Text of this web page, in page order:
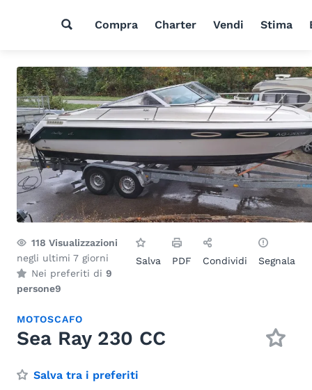
Compra Charter Vendi Stima
118 Visualizzazioni
negli ultimi 7 giorni
Nei preferiti di 9
persone9
Salva PDF Condividi Segnala
MOTOSCAFO
Sea Ray 230 CC
Salva tra i preferiti